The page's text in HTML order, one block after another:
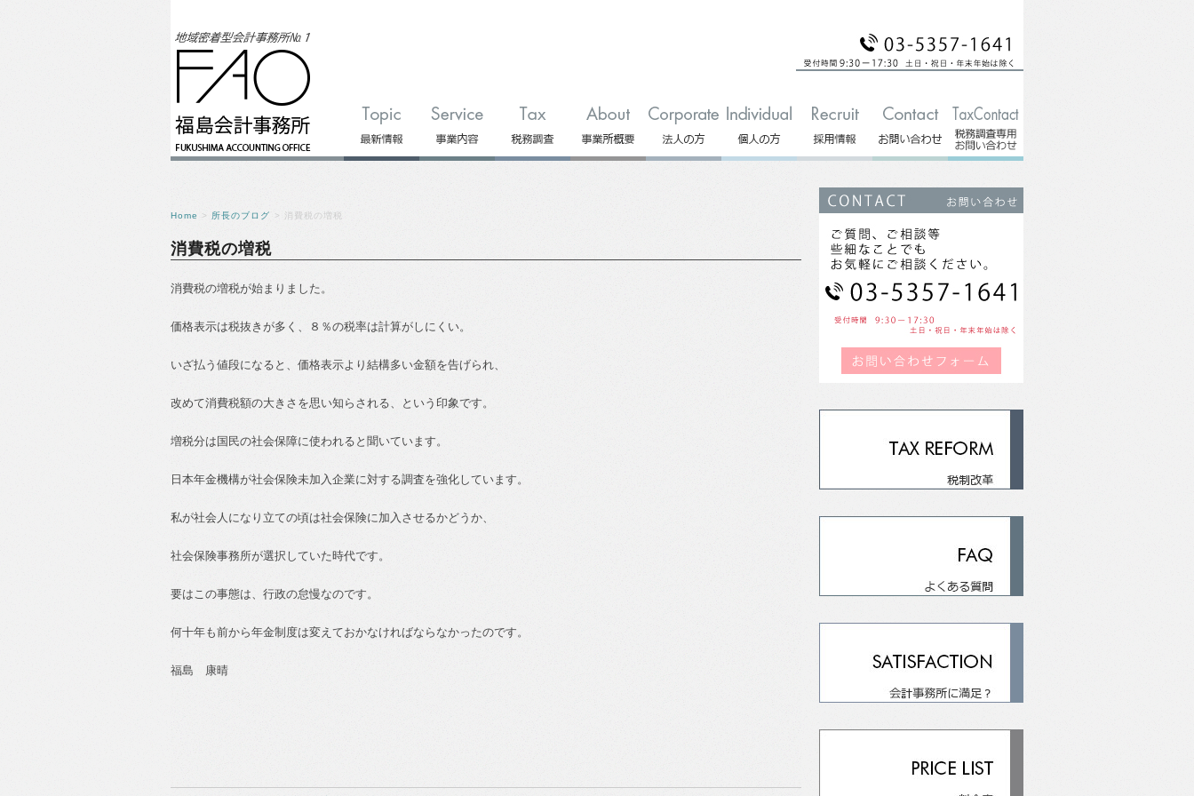
Home > 所長のブログ > 消費税の増税
消費税の増税
消費税の増税が始まりました。
価格表示は税抜きが多く、８％の税率は計算がしにくい。
いざ払う値段になると、価格表示より結構多い金額を告げられ、
改めて消費税額の大きさを思い知らされる、という印象です。
増税分は国民の社会保障に使われると聞いています。
日本年金機構が社会保険未加入企業に対する調査を強化しています。
私が社会人になり立ての頃は社会保険に加入させるかどうか、
社会保険事務所が選択していた時代です。
要はこの事態は、行政の怠慢なのです。
何十年も前から年金制度は変えておかなければならなかったのです。
福島 康晴